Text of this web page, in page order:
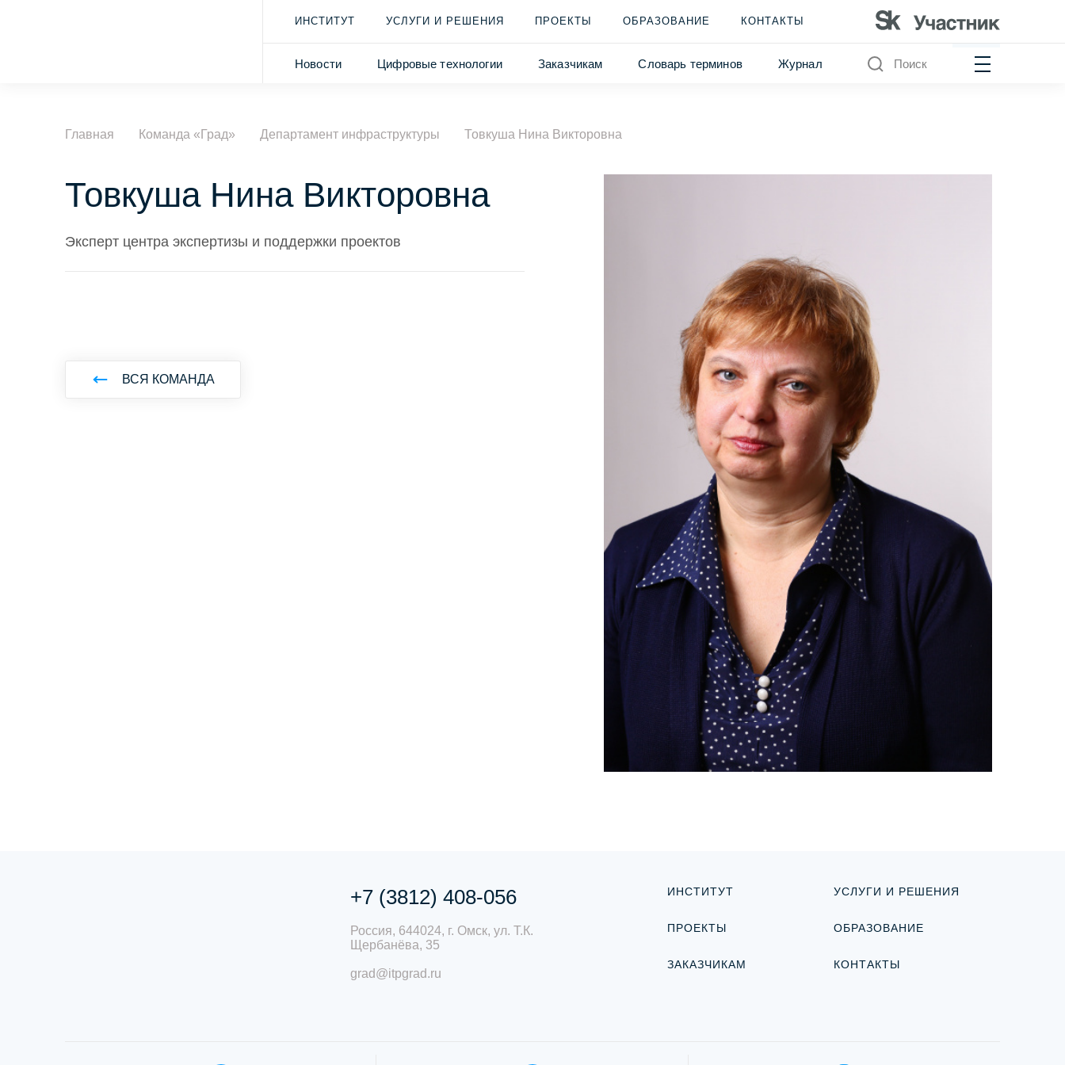
ИНСТИТУТ УСЛУГИ И РЕШЕНИЯ ПРОЕКТЫ ОБРАЗОВАНИЕ КОНТАКТЫ
Новости Цифровые технологии Заказчикам Словарь терминов Журнал Поиск
Главная Команда «Град» Департамент инфраструктуры Товкуша Нина Викторовна
Товкуша Нина Викторовна
Эксперт центра экспертизы и поддержки проектов
ВСЯ КОМАНДА
+7 (3812) 408-056
Россия, 644024, г. Омск, ул. Т.К.
Щербанёва, 35
grad@itpgrad.ru
ИНСТИТУТ
ПРОЕКТЫ
ЗАКАЗЧИКАМ
УСЛУГИ И РЕШЕНИЯ
ОБРАЗОВАНИЕ
КОНТАКТЫ